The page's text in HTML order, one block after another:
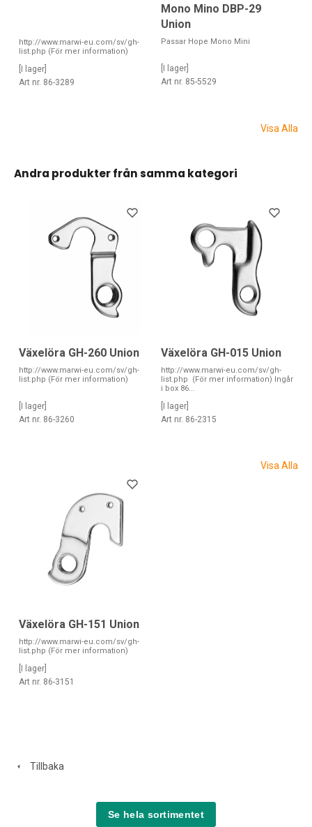
http://www.marwi-eu.com/sv/gh-
list.php (För mer information)
[I lager]
Art nr. 86-3289
Mono Mino DBP-29
Union
Passar Hope Mono Mini
[I lager]
Art nr. 85-5529
Visa Alla
Andra produkter från samma kategori
Växelöra GH-260 Union
http://www.marwi-eu.com/sv/gh-
list.php (För mer information)
[I lager]
Art nr. 86-3260
Växelöra GH-015 Union
http://www.marwi-eu.com/sv/gh-
list.php (För mer information) Ingår
i box 86...
[I lager]
Art nr. 86-2315
Växelöra GH-151 Union
http://www.marwi-eu.com/sv/gh-
list.php (För mer information)
[I lager]
Art nr. 86-3151
Visa Alla
Tillbaka
Se hela sortimentet